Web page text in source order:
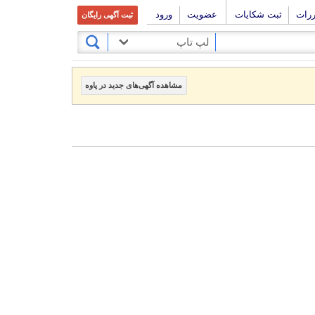
ثبت شکایات عضویت ورود ثبت آگهی رایگان
لپ تاپ
مشاهده آگهی‌های جدید در پاوه